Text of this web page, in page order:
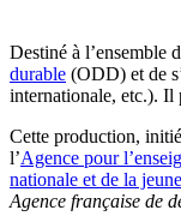
Destiné à l’ensemble
durable (ODD) et de
internationale, etc.). Il
Cette production,
l’Agence pour
nationale et de la
Agence française de